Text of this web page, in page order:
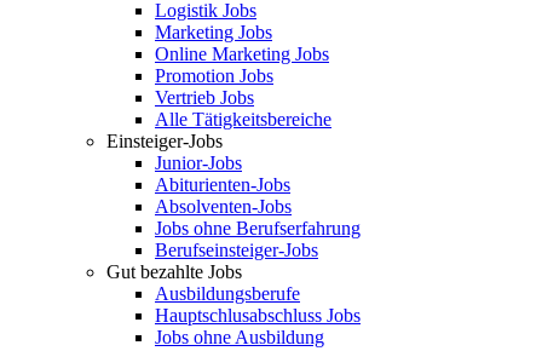
Logistik Jobs
Marketing Jobs
Online Marketing Jobs
Promotion Jobs
Vertrieb Jobs
Alle Tätigkeitsbereiche
Einsteiger-Jobs
Junior-Jobs
Abiturienten-Jobs
Absolventen-Jobs
Jobs ohne Berufserfahrung
Berufseinsteiger-Jobs
Gut bezahlte Jobs
Ausbildungsberufe
Hauptschlusabschluss Jobs
Jobs ohne Ausbildung